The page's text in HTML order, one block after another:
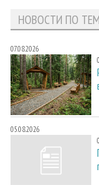
НОВОСТИ ПО
07.08.2026
05.08.2026